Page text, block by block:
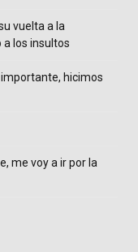
vuelta a la
a los insultos
hicimos
me voy a ir por la